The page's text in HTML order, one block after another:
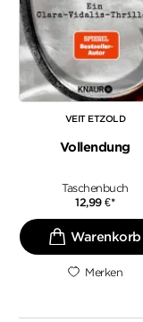
VEIT ETZOLD
Vollendung
Taschenbuch
12,99€*
Merken